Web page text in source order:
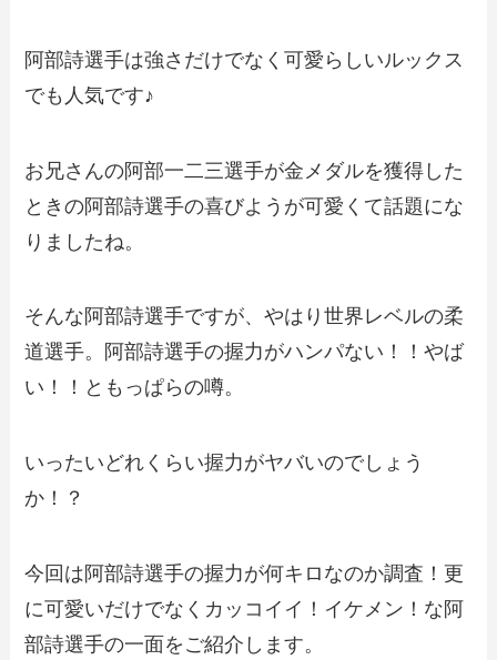
阿部詩選手は強さだけでなく可愛らしいルックス
でも人気です♪
お兄さんの阿部一二三選手が金メダルを獲得した
ときの阿部詩選手の喜びようが可愛くて話題にな
りましたね。
そんな阿部詩選手ですが、やはり世界レベルの柔
道選手。阿部詩選手の握力がハンパない！！やば
い！！ともっぱらの噂。
いったいどれくらい握力がヤバいのでしょう
か！？
今回は阿部詩選手の握力が何キロなのか調査！更
に可愛いだけでなくカッコイイ！イケメン！な阿
部詩選手の一面をご紹介します。